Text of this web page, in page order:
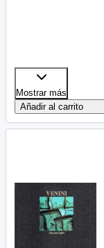
Mostrar más
Añadir al carrito